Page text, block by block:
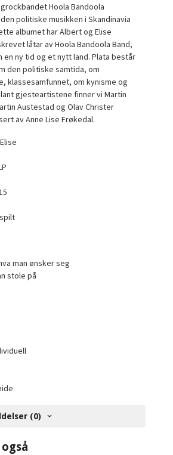
Hoola Bandoola
politiske musikken i Skandinavia
albumet har Albert og Elise
låtar av Hoola Bandoola Band,
en ny tid og et nytt land. Plata består
den politiske samtida, om
klassesamfunnet, om kynisme og
gjesteartistene finner vi Martin
Austestad og Olav Christer
av Anne Lise Frøkedal.
man ønsker seg
stole på
(0)